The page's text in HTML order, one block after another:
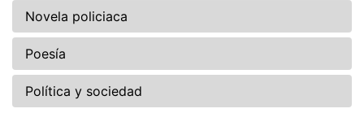
Novela policiaca
Poesía
Política y sociedad